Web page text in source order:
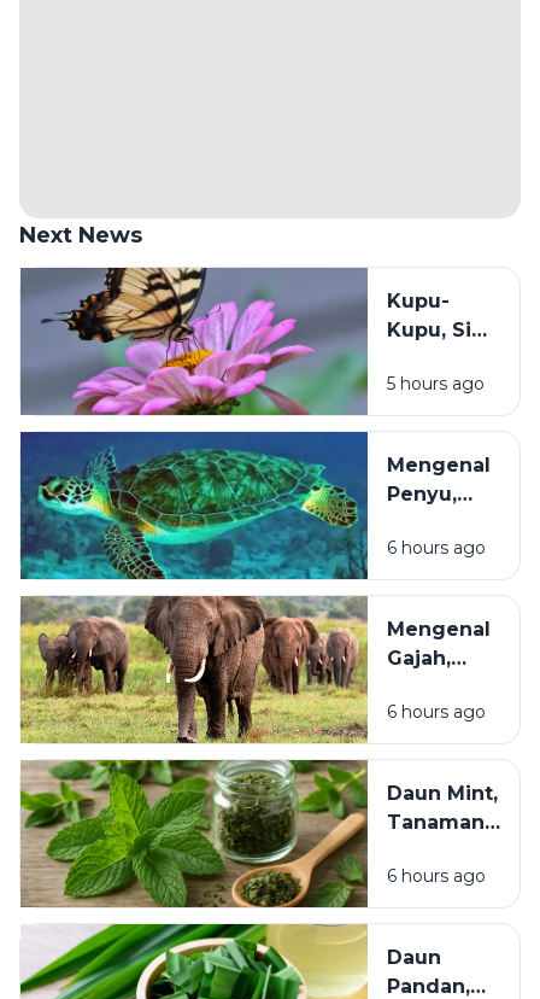
Next News
Kupu-
Kupu, Si
Bersayap
yang
Diam
Menjaga
Pangan
Manusia
5 hours ago
Mengenal
Penyu,
Samudra
yang
Punah dan
Perlu
6 hours ago
Mengenal
Gajah,
Darat
Terbesar
Cerdas
dan
Penting
bagi
Ekosistem
6 hours ago
Daun Mint,
Tanaman
Menyegarkan
dan Kaya
Manfaat bagi
Kesehatan
6 hours ago
Daun
Pandan,